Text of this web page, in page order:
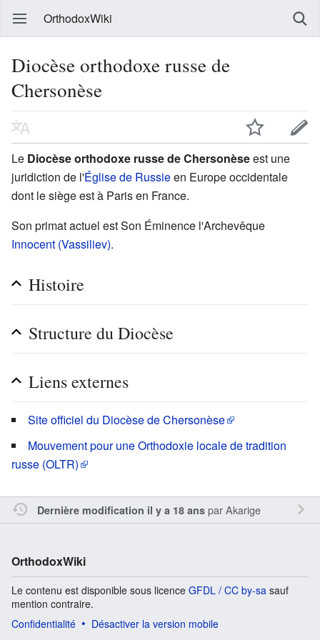
OrthodoxWiki
Diocèse orthodoxe russe de
Chersonèse
Le Diocèse orthodoxe russe de Chersonèseest une
juridiction de l'Église de Russieen Europe occidentale
dont le siège est à Paris en France.
Son primat actuel est Son Éminence l'Archevêque
Innocent (Vassiliev).
Histoire
Structure du Diocèse
Liens externes
Site officiel du Diocèse de Chersonèse
Mouvement pour une Orthodoxie locale de tradition
russe (OLTR)
Dernière modification il y a 18 ansparAkarige
OrthodoxWiki
Le contenu est disponible sous licence GFDL / CC by-sa sauf
mention contraire.
Confidentialité
Désactiver la version mobile